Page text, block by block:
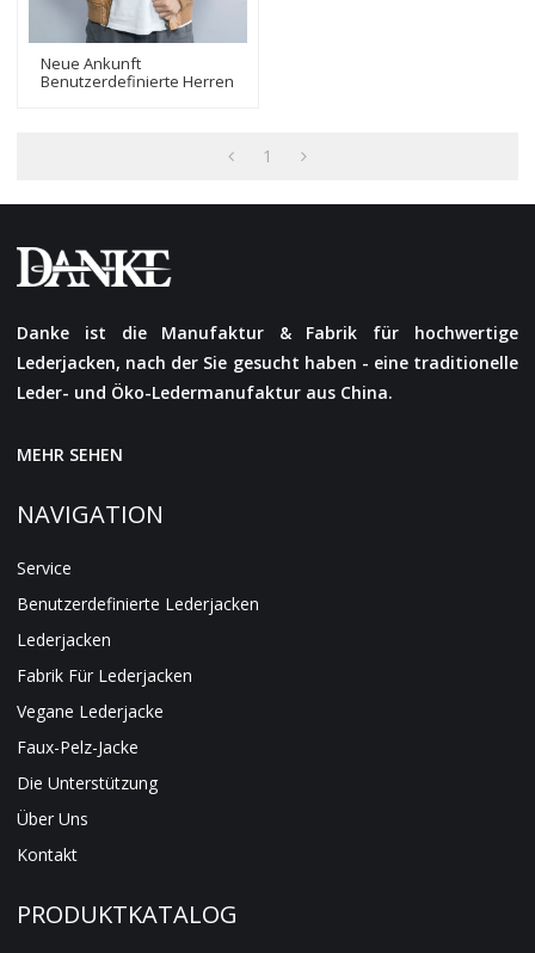
Neue Ankunft
Benutzerdefinierte Herren
1
Danke ist die Manufaktur & Fabrik für hochwertige
Lederjacken, nach der Sie gesucht haben - eine traditionelle
Leder- und Öko-Ledermanufaktur aus China.
MEHR SEHEN
NAVIGATION
Service
Benutzerdefinierte Lederjacken
Lederjacken
Fabrik Für Lederjacken
Vegane Lederjacke
Faux-Pelz-Jacke
Die Unterstützung
Über Uns
Kontakt
PRODUKTKATALOG